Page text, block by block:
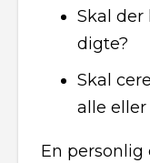
Skal
digte?
Skal
alle
En